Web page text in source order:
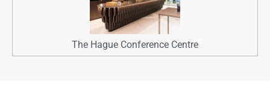
The Hague Conference Centre